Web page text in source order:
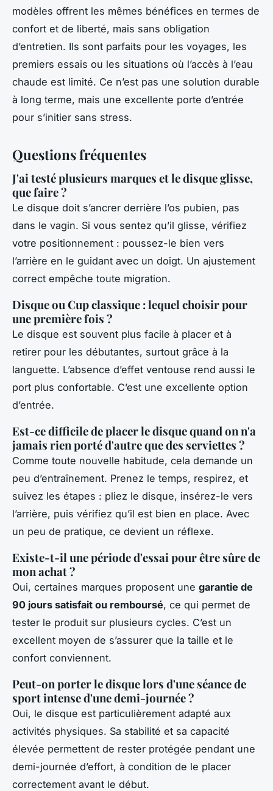
modèles offrent les mêmes bénéfices en termes de
confort et de liberté, mais sans obligation
d’entretien. Ils sont parfaits pour les voyages, les
premiers essais ou les situations où l’accès à l’eau
chaude est limité. Ce n’est pas une solution durable
à long terme, mais une excellente porte d’entrée
pour s’initier sans stress.
Questions fréquentes
J'ai testé plusieurs marques et le disque glisse,
que faire ?
Le disque doit s’ancrer derrière l’os pubien, pas
dans le vagin. Si vous sentez qu’il glisse, vérifiez
votre positionnement : poussez-le bien vers
l’arrière en le guidant avec un doigt. Un ajustement
correct empêche toute migration.
Disque ou Cup classique : lequel choisir pour
une première fois ?
Le disque est souvent plus facile à placer et à
retirer pour les débutantes, surtout grâce à la
languette. L’absence d’effet ventouse rend aussi le
port plus confortable. C’est une excellente option
d’entrée.
Est-ce difficile de placer le disque quand on n'a
jamais rien porté d'autre que des serviettes ?
Comme toute nouvelle habitude, cela demande un
peu d’entraînement. Prenez le temps, respirez, et
suivez les étapes : pliez le disque, insérez-le vers
l’arrière, puis vérifiez qu’il est bien en place. Avec
un peu de pratique, ce devient un réflexe.
Existe-t-il une période d'essai pour être sûre de
mon achat ?
Oui, certaines marques proposent une garantie de
90 jours satisfait ou remboursé, ce qui permet de
tester le produit sur plusieurs cycles. C’est un
excellent moyen de s’assurer que la taille et le
confort conviennent.
Peut-on porter le disque lors d'une séance de
sport intense d'une demi-journée ?
Oui, le disque est particulièrement adapté aux
activités physiques. Sa stabilité et sa capacité
élevée permettent de rester protégée pendant une
demi-journée d’effort, à condition de le placer
correctement avant le début.